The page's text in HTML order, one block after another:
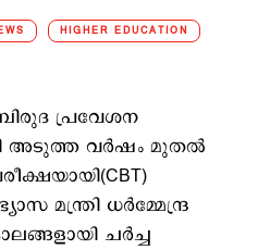
HIGHER EDUCATION
പ്രവേശന
അടുത്ത വർഷം മുതൽ
മന്ത്രി ധർമ്മേന്ദ്ര
ചർച്ച